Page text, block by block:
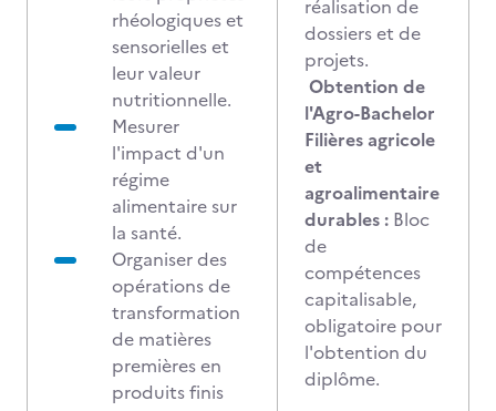
rhéologiques et
sensorielles et
leur valeur
nutritionnelle.
Mesurer
l'impact d'un
régime
alimentaire sur
la santé.
Organiser des
opérations de
transformation
de matières
premières en
produits finis
réalisation de
dossiers et de
projets.
Obtention de
l'Agro-Bachelor
Filières agricole
et
agroalimentaire
durables : Bloc
de
compétences
capitalisable,
obligatoire pour
l'obtention du
diplôme.